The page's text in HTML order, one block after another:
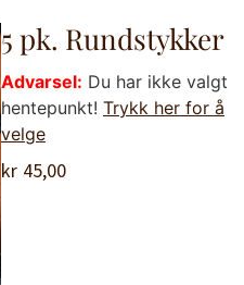
5 pk. Rundstykker
Advarsel: Du har ikke valgt
hentepunkt! Trykk her for å
velge
kr 45,00